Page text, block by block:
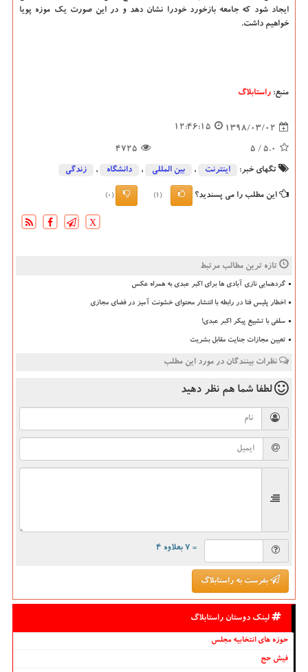
ایجاد شود كه جامعه بازخورد خودرا نشان دهد و در این صورت یك موزه پویا
خواهیم داشت.
منبع: راستابلاگ
1398/03/02
12:46:15
5.0
/ 5
4725
تگهای خبر: اینترنت , بین المللی , دانشگاه‌ , زندگی
این مطلب را می پسندید؟ (1)
(0)
X
تازه ترین مطالب مرتبط
گردهمایی نازی آبادی ها برای اکبر عبدی به همراه عکس
اخطار پلیس فتا در رابطه با انتشار محتوای خشونت آمیز در فضای مجازی
سلفی با تشییع پیکر اکبر عبدی!
تعیین مجازات جنایت مقابل بشریت
نظرات بینندگان در مورد این مطلب
لطفا شما هم نظر دهید
= ۷ بعلاوه ۴
بفرست به راستابلاگ
لینک دوستان راستابلاگ
حوزه های انتخابیه مجلس
فیش حج